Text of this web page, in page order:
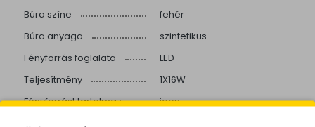
Búra színe
fehér
Búra anyaga
szintetikus
Fényforrás foglalata
LED
Teljesítmény
1X16W
Fényforrást tartalmaz
igen
IP védettség